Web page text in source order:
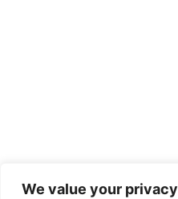
We value your privacy